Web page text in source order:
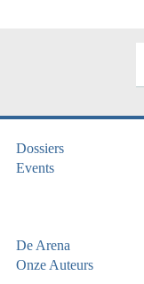
Dossiers
Events
De Arena
Onze Auteurs